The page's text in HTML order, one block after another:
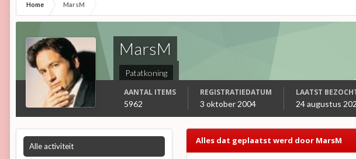
Home MarsM
MarsM
Patatkoning
AANTAL ITEMS
5962
REGISTRATIEDATUM
3 oktober 2004
LAATST
24 augustus
Alle activiteit
Alles dat geplaatst werd door MarsM